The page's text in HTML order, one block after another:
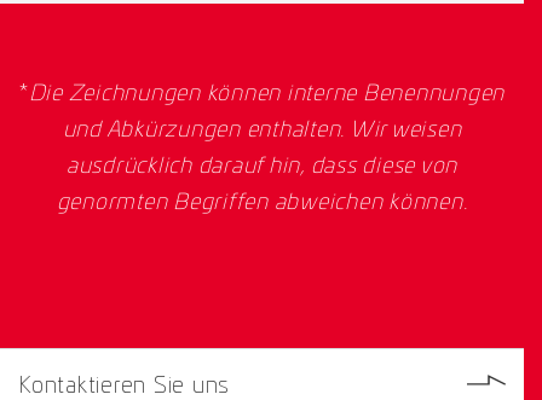
*Die Zeichnungen können interne Benennungen
und Abkürzungen enthalten. Wir weisen
ausdrücklich darauf hin, dass diese von
genormten Begriffen abweichen können.
Kontaktieren Sie uns